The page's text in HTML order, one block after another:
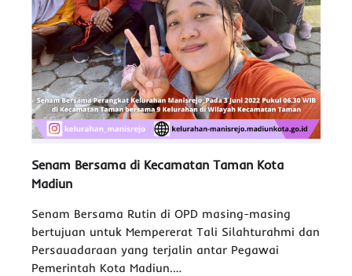
Senam Bersama di Kecamatan Taman Kota
Madiun
Senam Bersama Rutin di OPD masing-masing
bertujuan untuk Mempererat Tali Silahturahmi dan
Persauadaraan yang terjalin antar Pegawai
Pemerintah Kota Madiun.…